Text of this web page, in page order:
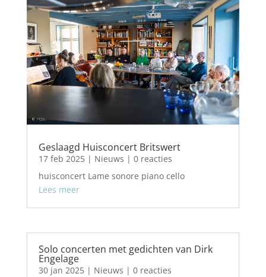
Geslaagd Huisconcert Britswert
17 feb 2025| Nieuws | 0 reacties
huisconcert Lame sonore piano cello
Lees meer
Solo concerten met gedichten van Dirk
Engelage
30 jan 2025| Nieuws | 0 reacties